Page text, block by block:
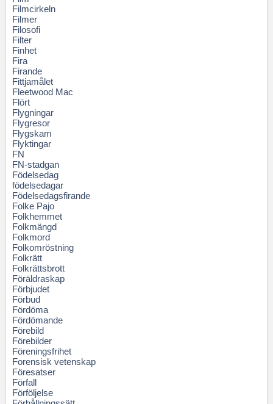
Filmcirkeln
Filmer
Filosofi
Filter
Finhet
Fira
Firande
Fittjamålet
Fleetwood Mac
Flört
Flygningar
Flygresor
Flygskam
Flyktingar
FN
FN-stadgan
Födelsedag
födelsedagar
Födelsedagsfirande
Folke Pajo
Folkhemmet
Folkmängd
Folkmord
Folkomröstning
Folkrätt
Folkrättsbrott
Föräldraskap
Förbjudet
Förbud
Fördöma
Fördömande
Förebild
Förebilder
Föreningsfrihet
Forensisk vetenskap
Föresatser
Förfall
Förföljelse